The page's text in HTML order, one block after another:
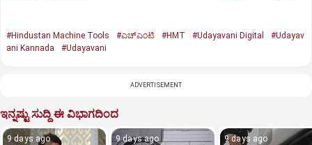
#Hindustan Machine Tools #ಎಚ್‌ಎಂಟಿ #HMT #Udayavani Digital
#Udayav
ani Kannada
#Udayavani
ADVERTISEMENT
ಇನ್ನಷ್ಟು ಸುದ್ದಿ ಈ ವಿಭಾಗದಿಂದ
9 days ago 9 days ago 9 days ago